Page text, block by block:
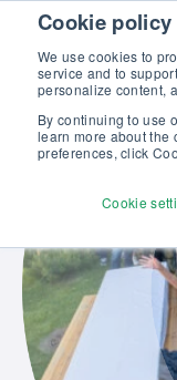
Cookie policy
We use cookies to
service and to
personalize content,
By continuing to use
learn more about the
preferences, click
Cookie
Skip to content
Descubra nuestro